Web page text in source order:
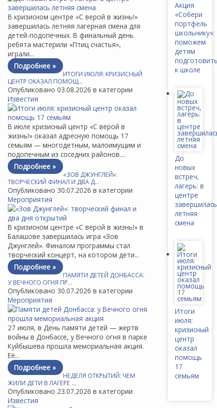
В кризисном центре «С верой в жизнь!»
завершилась летняя лагерная смена для
детей-подопечных. В финальный день
ребята мастерили «Птиц счастья»,
играли...
Подробнее »
ИТОГИ ИЮЛЯ: КРИЗИСНЫЙ
ЦЕНТР ОКАЗАЛ ПОМОЩ…
Опубликовано 03.08.2026 в категории
Известия
В июле кризисный центр «С верой в
жизнь!» оказал адресную помощь 17
семьям — многодетным, малоимущим и
подопечным из соседних районов....
Подробнее »
«ЗОВ ДЖУНГЛЕЙ»:
ТВОРЧЕСКИЙ ФИНАЛ И ДВА Д…
Опубликовано 30.07.2026 в категории
Мероприятия
В кризисном центре «С верой в жизнь!» в
Балашове завершилась игра «Зов
Джунглей». Финалом программы стал
творческий концерт, на котором дети...
Подробнее »
ПАМЯТИ ДЕТЕЙ ДОНБАССА:
У ВЕЧНОГО ОГНЯ ПР…
Опубликовано 30.07.2026 в категории
Мероприятия
27 июля, в День памяти детей — жертв
войны в Донбассе, у Вечного огня в парке
Куйбышева прошла мемориальная акция.
Её...
Подробнее »
НЕДЕЛЯ ОТКРЫТИЙ: ЧЕМ
ЖИЛИ ДЕТИ В ЛАГЕРЕ …
Опубликовано 23.07.2026 в категории
Известия
Акция
«Собери
портфель
школьнику»:
поможем
детям
к школе
До
новых
встреч,
лагерь: в
центре
завершилась
летняя
смена
Итоги
июля:
кризисный
центр
оказал
помощь
17
семьям